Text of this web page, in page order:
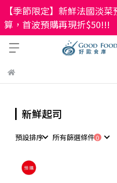
【季節限定】新鮮法國淡
算，首波預購再現折$50!!!
新鮮起司
預設排序 所有篩選條件